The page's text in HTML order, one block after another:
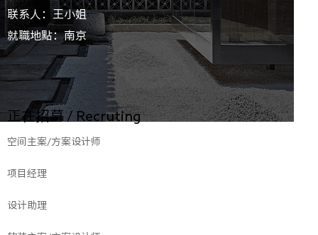
联系人：王小姐
就職地點：南京
正在招募 / Recruting
空间主案/方案设计师
项目经理
设计助理